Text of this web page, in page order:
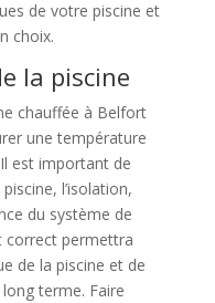
de votre piscine et
choix.
la piscine
chauffée à Belfort
une température
est important de
l’isolation,
du système de
correct permettra
de la piscine et de
terme. Faire